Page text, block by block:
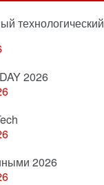
технологический
2026
2026